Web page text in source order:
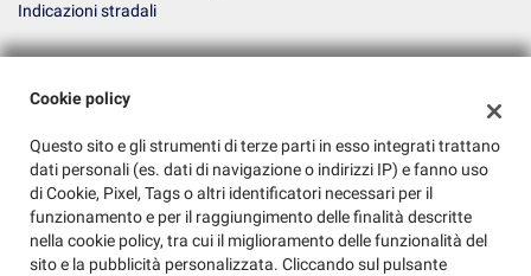
Indicazioni stradali
Dati fiscali:
Via Mondovi, 56, Beinette (CN)
C.F/P.IVA:03273990048
Registro delle imprese:CN
Cookie policy
Questo sito e gli strumenti di terze parti in esso integrati trattano
dati personali (es. dati di navigazione o indirizzi IP) e fanno uso
di Cookie, Pixel, Tags o altri identificatori necessari per il
funzionamento e per il raggiungimento delle finalità descritte
nella cookie policy, tra cui il miglioramento delle funzionalità del
sito e la pubblicità personalizzata. Cliccando sul pulsante